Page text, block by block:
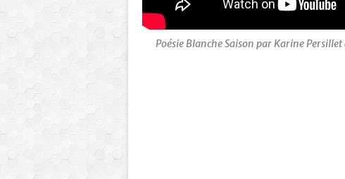
Poésie Blanche Saison par Karine